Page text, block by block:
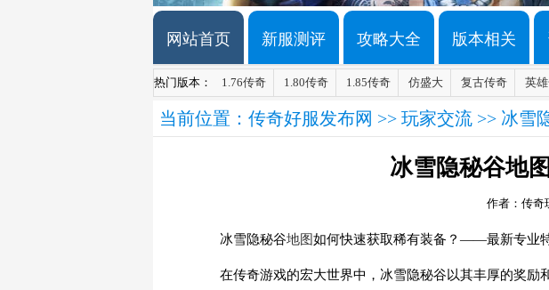
网站首页 新服测评 攻略大全 版本相关
热门版本： 1.76传奇 1.80传奇 1.85传奇 仿盛大 复古传奇 英
当前位置： 传奇好服发布网 >> 玩家交流 >> 冰雪
冰雪隐秘谷地
作者：传奇
冰雪隐秘谷地图如何快速获取稀有装备？——最新专业
在传奇游戏的宏大世界中，冰雪隐秘谷以其丰厚的奖励